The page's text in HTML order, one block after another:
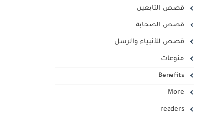
قصص التابعين
قصص الصحابة
قصص للأنبياء والرسل
منوعات
Benefits
readers